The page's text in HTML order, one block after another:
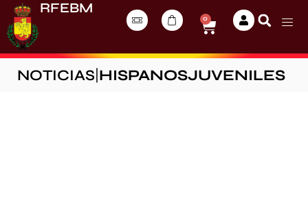
RFEBM
0
NOTICIAS HISPANOSJUVENILES